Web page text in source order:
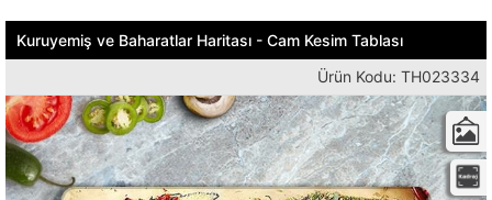
Kuruyemiş ve Baharatlar Haritası - Cam Kesim Tablası
Ürün Kodu: TH023334